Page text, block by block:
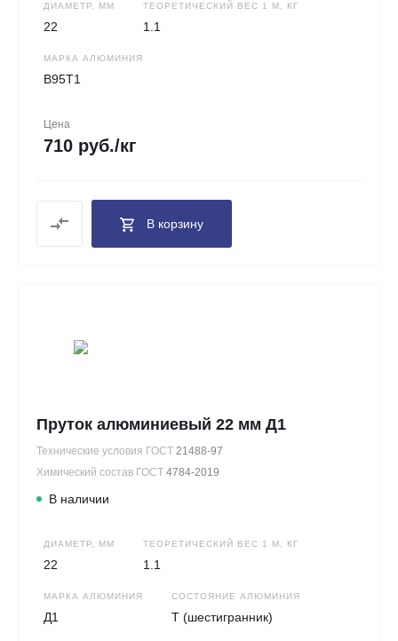
ДИАМЕТР, ММ
22
ТЕОРЕТИЧЕСКИЙ ВЕС 1 М, КГ
1.1
МАРКА АЛЮМИНИЯ
В95Т1
Цена
710 руб./кг
В корзину
Пруток алюминиевый 22 мм Д1
Технические условия ГОСТ 21488-97
Химический состав ГОСТ 4784-2019
В наличии
ДИАМЕТР, ММ
22
ТЕОРЕТИЧЕСКИЙ ВЕС 1 М, КГ
1.1
МАРКА АЛЮМИНИЯ
Д1
СОСТОЯНИЕ АЛЮМИНИЯ
Т (шестигранник)